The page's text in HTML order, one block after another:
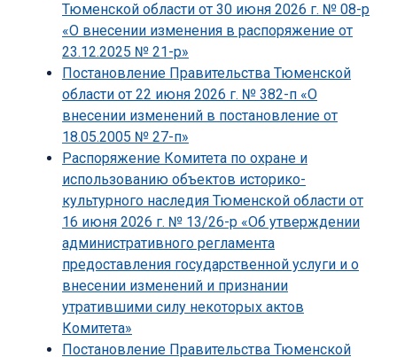
Тюменской области от 30 июня 2026 г. № 08-р
«О внесении изменения в распоряжение от
23.12.2025 № 21-р»
Постановление Правительства Тюменской
области от 22 июня 2026 г. № 382-п «О
внесении изменений в постановление от
18.05.2005 № 27-п»
Распоряжение Комитета по охране и
использованию объектов историко-
культурного наследия Тюменской области от
16 июня 2026 г. № 13/26-р «Об утверждении
административного регламента
предоставления государственной услуги и о
внесении изменений и признании
утратившими силу некоторых актов
Комитета»
Постановление Правительства Тюменской